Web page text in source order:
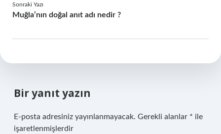
Sonraki Yazı
Muğla’nın doğal anıt adı nedir ?
Bir yanıt yazın
E-posta adresiniz yayınlanmayacak. Gerekli alanlar * ile
işaretlenmişlerdir